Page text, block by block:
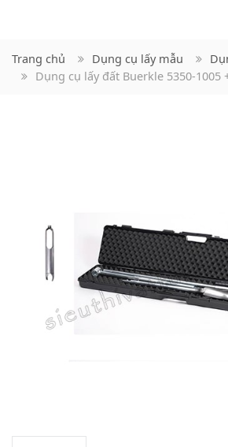
Trang chủ Dụng cụ lấy mẫu
Dụng cụ lấy đất Buerkle 5350-1005